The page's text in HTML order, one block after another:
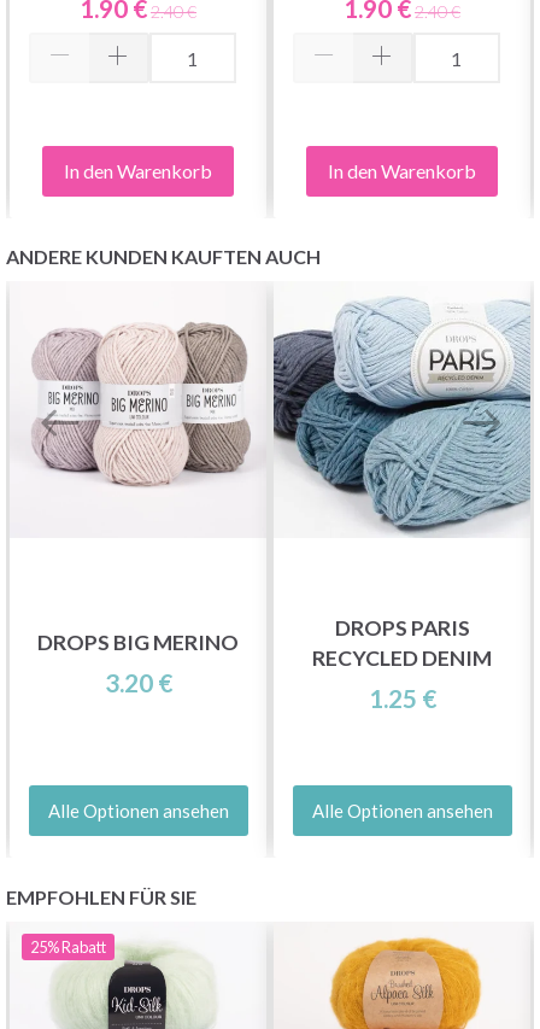
1.90 €2.40 €
In den Warenkorb
1.90 €2.40 €
In den Warenkorb
ANDERE KUNDEN KAUFTEN AUCH
DROPS BIG MERINO
3.20 €
Alle Optionen ansehen
DROPS PARIS
RECYCLED DENIM
1.25 €
Alle Optionen ansehen
EMPFOHLEN FÜR SIE
25%Rabatt